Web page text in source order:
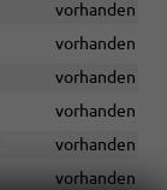
vorhanden
vorhanden
vorhanden
vorhanden
vorhanden
vorhanden